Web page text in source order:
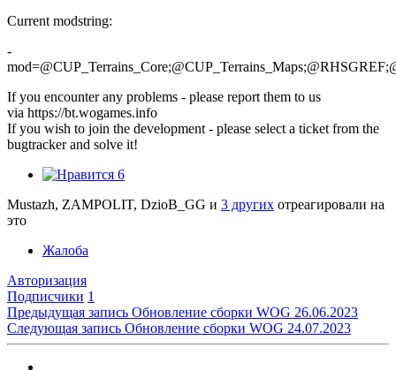
Current modstring:
-
If you encounter any problems - please report them to us
via https://bt.wogames.info
If you wish to join the development - please select a ticket from the
bugtracker and solve it!
6
Mustazh, ZAMPOLIT, DzioB_GG и 3 других отреагировали на
это
Жалоба
Авторизация
Подписчики 1
Предыдущая запись Обновление сборки WOG 26.06.2023
Следующая запись Обновление сборки WOG 24.07.2023